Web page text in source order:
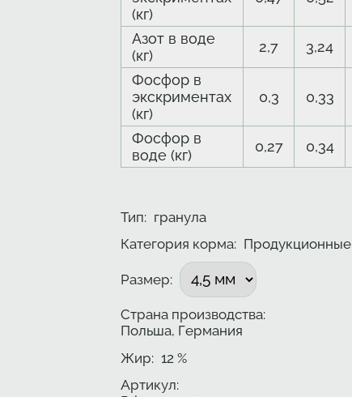
(кг)
Азот в воде
(кг)
2,7 3,24
Фосфор в
экскриментах
(кг)
0,3 0,33
Фосфор в
воде (кг)
0,27 0,34
Тип: гранула
Категория корма:
Подобрать вариант
Размер:
Страна производства:
Польша, Германия
Жир: 12 %
Артикул: